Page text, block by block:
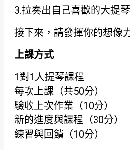
3.拉奏出自己喜歡的大提
接下來，請發揮你的想像
上課方式
1對1大提琴課程
每次上課（共50分）
驗收上次作業（10分）
新的進度與課程（30分）
練習與回饋（10分）